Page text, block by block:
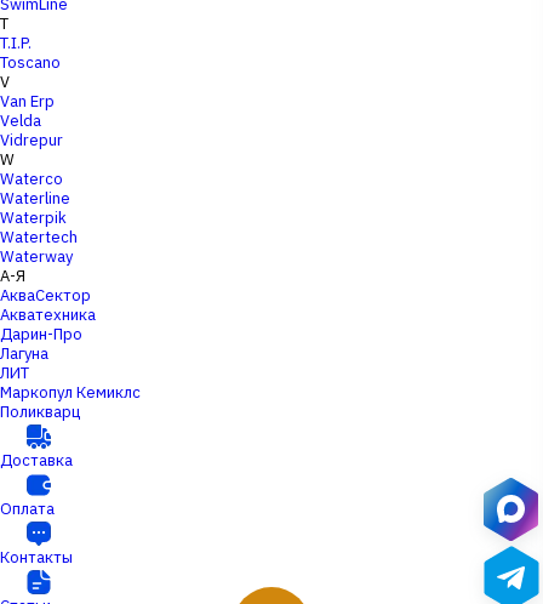
SwimLine
T
T.I.P.
Toscano
V
Van Erp
Velda
Vidrepur
W
Waterco
Waterline
Waterpik
Watertech
Waterway
А-Я
АкваСектор
Акватехника
Дарин-Про
Лагуна
ЛИТ
Маркопул Кемиклс
Поликварц
Доставка
Оплата
Контакты